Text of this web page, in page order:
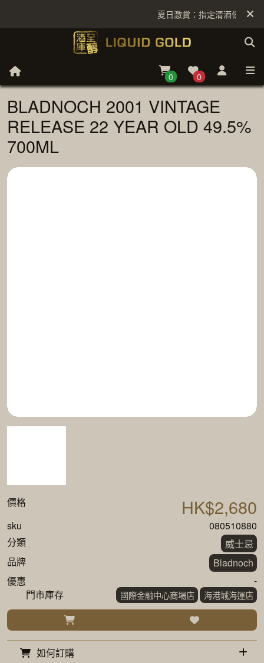
夏日激賞：指定清酒低至6折
0 0
BLADNOCH 2001 VINTAGE
RELEASE 22 YEAR OLD 49.5%
700ML
價格 HK$2,680
sku
080510880
分類
威士忌
品牌
Bladnoch
優惠
-
門市庫存
國際金融中心商場店 海港城海運店
如何訂購